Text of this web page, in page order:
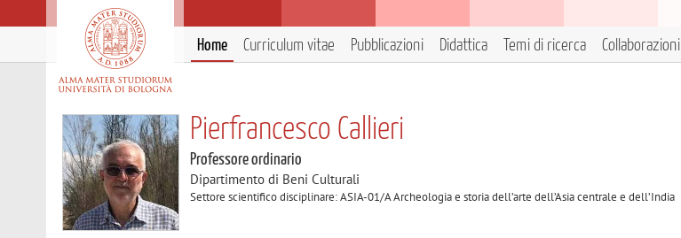
Home Curriculum vitae Pubblicazioni Didattica Temi di ricerca Collaborazioni
Pierfrancesco Callieri
Professore ordinario
Dipartimento di Beni Culturali
Settore scientifico disciplinare: ASIA-01/A Archeologia e storia dell’arte dell’Asia centrale e dell’India